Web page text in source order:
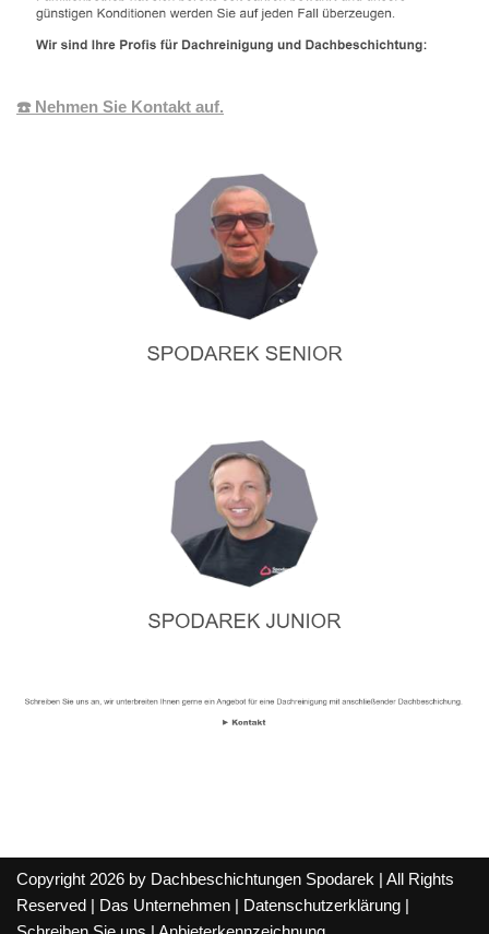
☎️ Nehmen Sie Kontakt auf.
Copyright 2026 by Dachbeschichtungen Spodarek | All Rights
Reserved |
Das Unternehmen Datenschutzerklärung